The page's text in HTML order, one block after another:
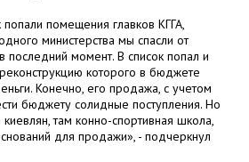
помещения главков КГГА,
министерства мы спасли от
последний момент. В список попал и
которого в бюджете
Конечно, его продажа, с учетом
бюджету солидные поступления. Но
там конно-спортивная школа,
для продажи», - подчеркнул